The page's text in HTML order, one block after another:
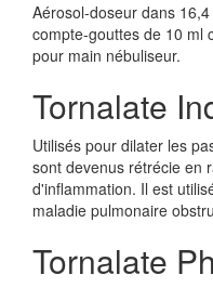
Aérosol-doseur dans
compte-gouttes de 10 ml
pour main nébuliseur.
Tornalate
Utilisés pour dilater les
sont devenus rétrécie en
d'inflammation. Il est
maladie pulmonaire
Tornalate